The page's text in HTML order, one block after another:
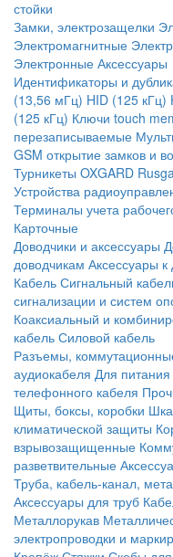
стойки
Замки, электрозащелки
Электромагнитные
Электронные Аксессуары
Идентификаторы и
(13,56 мГц) HID (125 кГц)
(125 кГц) Ключи touch
перезаписываемые
GSM открытие замков и
Турникеты OXGARD
Устройства
Терминалы учета
Карточные
Доводчики и аксессуары
доводчикам Аксессуары к
Кабель Сигнальный
сигнализации и систем
Коаксиальный и
кабель Силовой кабель
Разъемы,
аудиокабеля Для питания
телефонного кабеля
Щиты, боксы, коробки
климатической защиты
взрывозащищенные
разветвительные
Труба, кабель-канал,
Аксессуары для труб
Металлорукав
электропроводки и